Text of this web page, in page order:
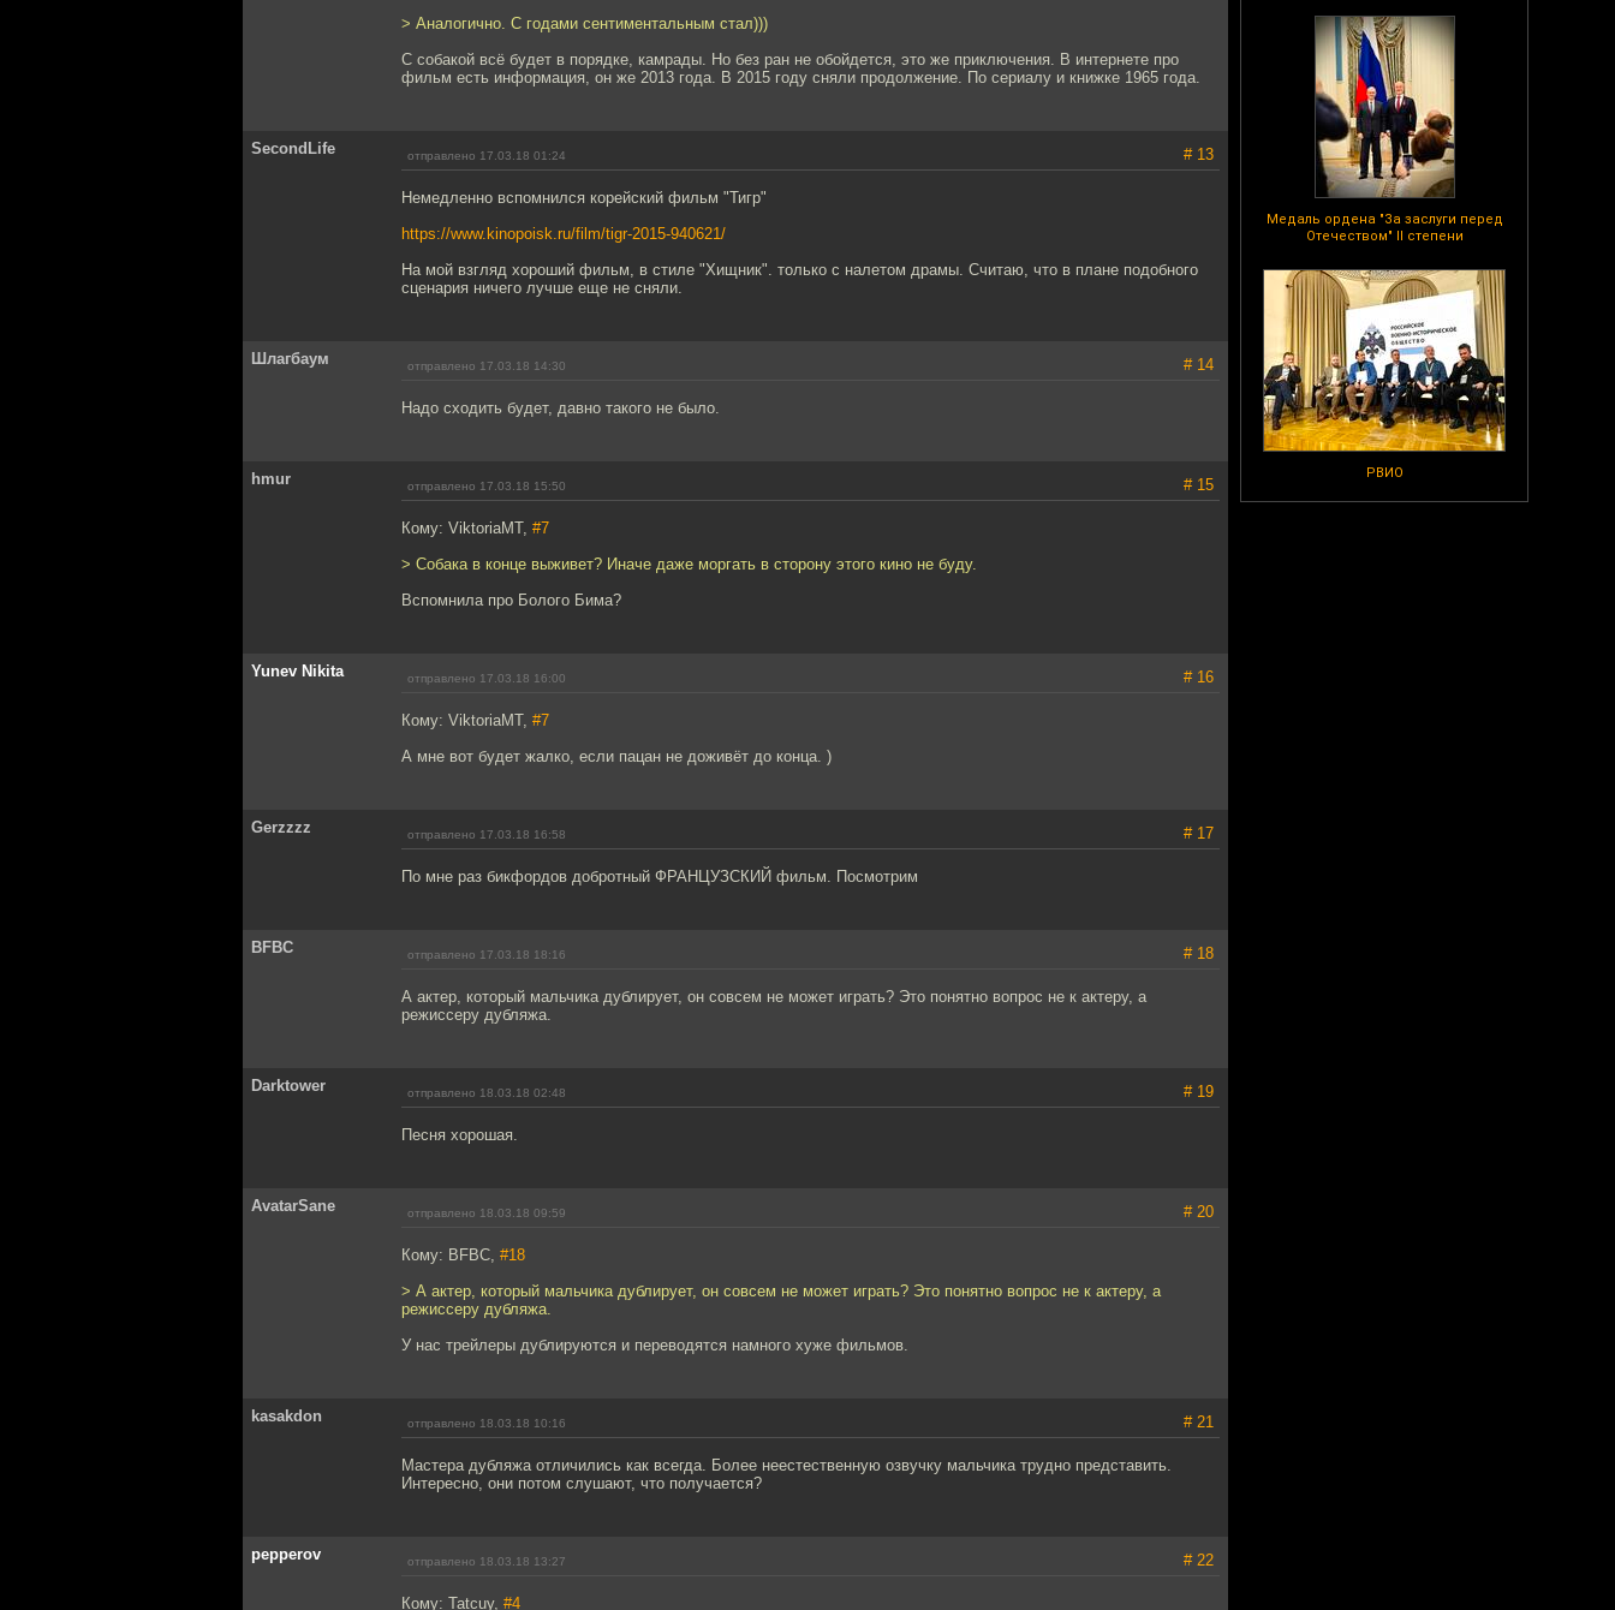
Медаль ордена "За заслуги перед
Отечеством" II степени
РВИО
> Аналогично. С годами сентиментальным стал)))
С собакой всё будет в порядке, камрады. Но без ран не обойдется, это же приключения. В интернете про
фильм есть информация, он же 2013 года. В 2015 году сняли продолжение. По сериалу и книжке 1965 года.
SecondLife отправлено 17.03.18 01:24 # 13
Немедленно вспомнился корейский фильм "Тигр"
https://www.kinopoisk.ru/film/tigr-2015-940621/
На мой взгляд хороший фильм, в стиле "Хищник". только с налетом драмы. Считаю, что в плане подобного
сценария ничего лучше еще не сняли.
Шлагбаум отправлено 17.03.18 14:30 # 14
Надо сходить будет, давно такого не было.
hmur отправлено 17.03.18 15:50 # 15
Кому: ViktoriaMT, #7
> Собака в конце выживет? Иначе даже моргать в сторону этого кино не буду.
Вспомнила про Болого Бима?
Yunev Nikita отправлено 17.03.18 16:00 # 16
Кому: ViktoriaMT, #7
А мне вот будет жалко, если пацан не доживёт до конца. )
Gerzzzz отправлено 17.03.18 16:58 # 17
По мне раз бикфордов добротный ФРАНЦУЗСКИЙ фильм. Посмотрим
BFBC отправлено 17.03.18 18:16 # 18
А актер, который мальчика дублирует, он совсем не может играть? Это понятно вопрос не к актеру, а
режиссеру дубляжа.
Darktower отправлено 18.03.18 02:48 # 19
Песня хорошая.
AvatarSane отправлено 18.03.18 09:59 # 20
Кому: BFBC, #18
> А актер, который мальчика дублирует, он совсем не может играть? Это понятно вопрос не к актеру, а
режиссеру дубляжа.
У нас трейлеры дублируются и переводятся намного хуже фильмов.
kasakdon отправлено 18.03.18 10:16 # 21
Мастера дубляжа отличились как всегда. Более неестественную озвучку мальчика трудно представить.
Интересно, они потом слушают, что получается?
pepperov отправлено 18.03.18 13:27 # 22
Кому: Tatcuy, #4